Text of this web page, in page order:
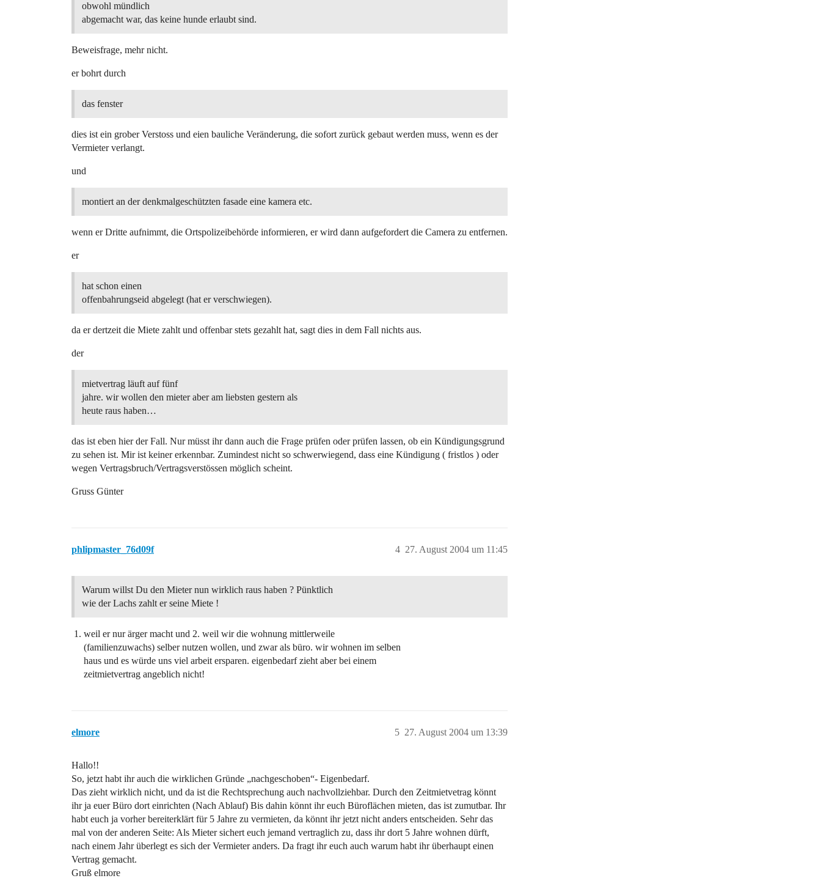
obwohl mündlich
abgemacht war, das keine hunde erlaubt sind.
Beweisfrage, mehr nicht.
er bohrt durch
das fenster
dies ist ein grober Verstoss und eien bauliche Veränderung, die sofort zurück gebaut werden muss, wenn es der
Vermieter verlangt.
und
montiert an der denkmalgeschützten fasade eine kamera etc.
wenn er Dritte aufnimmt, die Ortspolizeibehörde informieren, er wird dann aufgefordert die Camera zu entfernen.
er
hat schon einen
offenbahrungseid abgelegt (hat er verschwiegen).
da er dertzeit die Miete zahlt und offenbar stets gezahlt hat, sagt dies in dem Fall nichts aus.
der
mietvertrag läuft auf fünf
jahre. wir wollen den mieter aber am liebsten gestern als
heute raus haben…
das ist eben hier der Fall. Nur müsst ihr dann auch die Frage prüfen oder prüfen lassen, ob ein Kündigungsgrund
zu sehen ist. Mir ist keiner erkennbar. Zumindest nicht so schwerwiegend, dass eine Kündigung ( fristlos ) oder
wegen Vertragsbruch/Vertragsverstössen möglich scheint.
Gruss Günter
phlipmaster_76d09f 27. August 2004 um 11:45
4
Warum willst Du den Mieter nun wirklich raus haben ? Pünktlich
wie der Lachs zahlt er seine Miete !
weil er nur ärger macht und 2. weil wir die wohnung mittlerweile
(familienzuwachs) selber nutzen wollen, und zwar als büro. wir wohnen im selben
haus und es würde uns viel arbeit ersparen. eigenbedarf zieht aber bei einem
zeitmietvertrag angeblich nicht!
elmore 27. August 2004 um 13:39
5
Hallo!!
So, jetzt habt ihr auch die wirklichen Gründe „nachgeschoben“- Eigenbedarf.
Das zieht wirklich nicht, und da ist die Rechtsprechung auch nachvollziehbar. Durch den Zeitmietvetrag könnt
ihr ja euer Büro dort einrichten (Nach Ablauf) Bis dahin könnt ihr euch Büroflächen mieten, das ist zumutbar. Ihr
habt euch ja vorher bereiterklärt für 5 Jahre zu vermieten, da könnt ihr jetzt nicht anders entscheiden. Sehr das
mal von der anderen Seite: Als Mieter sichert euch jemand vertraglich zu, dass ihr dort 5 Jahre wohnen dürft,
nach einem Jahr überlegt es sich der Vermieter anders. Da fragt ihr euch auch warum habt ihr überhaupt einen
Vertrag gemacht.
Gruß elmore